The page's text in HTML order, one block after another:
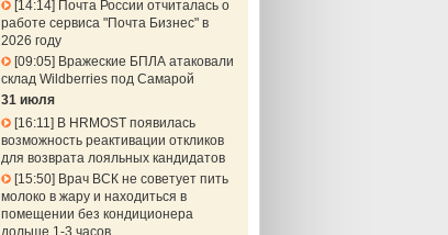
14:14 Почта России отчиталась о
работе сервиса "Почта Бизнес" в
2026 году
09:05
Вражеские БПЛА атаковали
склад Wildberries под Самарой
31 июля
16:11
В HRMOST появилась
возможность реактивации откликов
для возврата лояльных кандидатов
15:50 Врач ВСК не советует пить
молоко в жару и находиться в
помещении без кондиционера
дольше 1-3 часов